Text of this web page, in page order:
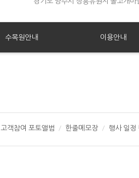
수목원안내 이용안내
고객참여 포토앨범 한줄메모장 행사 일정